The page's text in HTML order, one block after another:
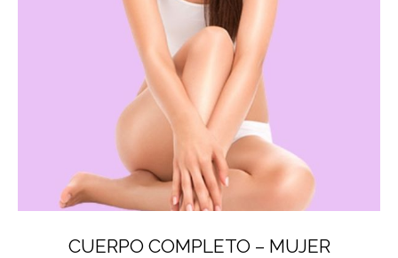
CUERPO COMPLETO – MUJER